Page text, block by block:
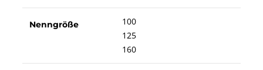
Nenngröße
100
125
160